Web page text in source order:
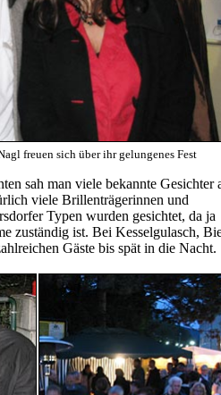
freuen sich über ihr gelungenes Fest
sah man viele bekannte Gesichter
viele Brillenträgerinnen und
Typen wurden gesichtet, da ja
zuständig ist. Bei Kesselgulasch,
Gäste bis spät in die Nacht.